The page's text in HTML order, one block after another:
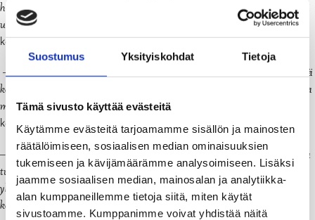
Suostumus Yksityiskohdat Tietoja
Tämä sivusto käyttää evästeitä
Käytämme evästeitä tarjoamamme sisällön ja mainosten
räätälöimiseen, sosiaalisen median ominaisuuksien
tukemiseen ja kävijämäärämme analysoimiseen. Lisäksi
jaamme sosiaalisen median, mainosalan ja analytiikka-
alan kumppaneillemme tietoja siitä, miten käytät
sivustoamme. Kumppanimme voivat yhdistää näitä
helpottaa asukkaita sitoutumaan ja tutustumaan paikallisyhteisöihinsä
uudella tavalla
, Raaseporin kaupungin
kehityspäällikkö.
–Naapuriapu on yhteisön peruspilari, joka tukee sekä yksilöiden että
koko kaupungin hyvinvointia. Avun pyytäminen saattaa kuitenkin olla
monelle haastavaa, Commun perustanut
kertoo.
–
Commu madaltaa kynnystä pyytää ja antaa apua. Auttamisen kautta
tutustumme toisiimme ja luomme yhteisöllisyyttä ja
yhteenkuuluvuuden tunnetta, joka on juuri nyt tärkeämpää kuin
koskaan, Kauhanen jatkaa.